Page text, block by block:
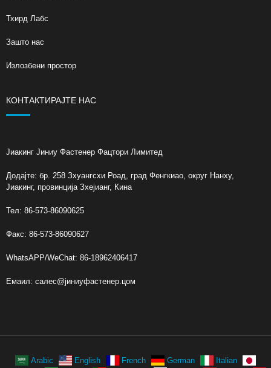
Тхирд Лабс
Зашто нас
Излозбени простор
КОНТАКТИРАЈТЕ НАС
Јиакинг Јиниу Фастенер Фацтори Лимитед
Додајте: бр. 258 Зхуангсхи Роад, град Фенгкиао, округ Нанху,
Јиакинг, провинција Зхејианг, Кина
Тел: 86-573-86090625
Факс: 86-573-86090627
WhatsAPP/WeChat: 86-18962406417
Емаил: салес@јиниуфастенер.цом
Arabic English French German
Italian